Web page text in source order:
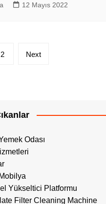
12 Mayıs 2022
2 Next
Odası
Yükseltici Platformu
Filter Cleaning Machine